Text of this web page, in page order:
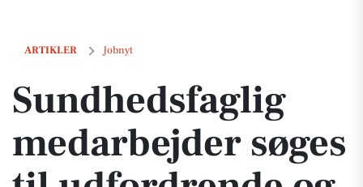
ARTIKLER Jobnyt
Sundhedsfaglig medarbejder søges til udfordrende og meningsfuldt
Sundhedsfaglig
medarbejder søges